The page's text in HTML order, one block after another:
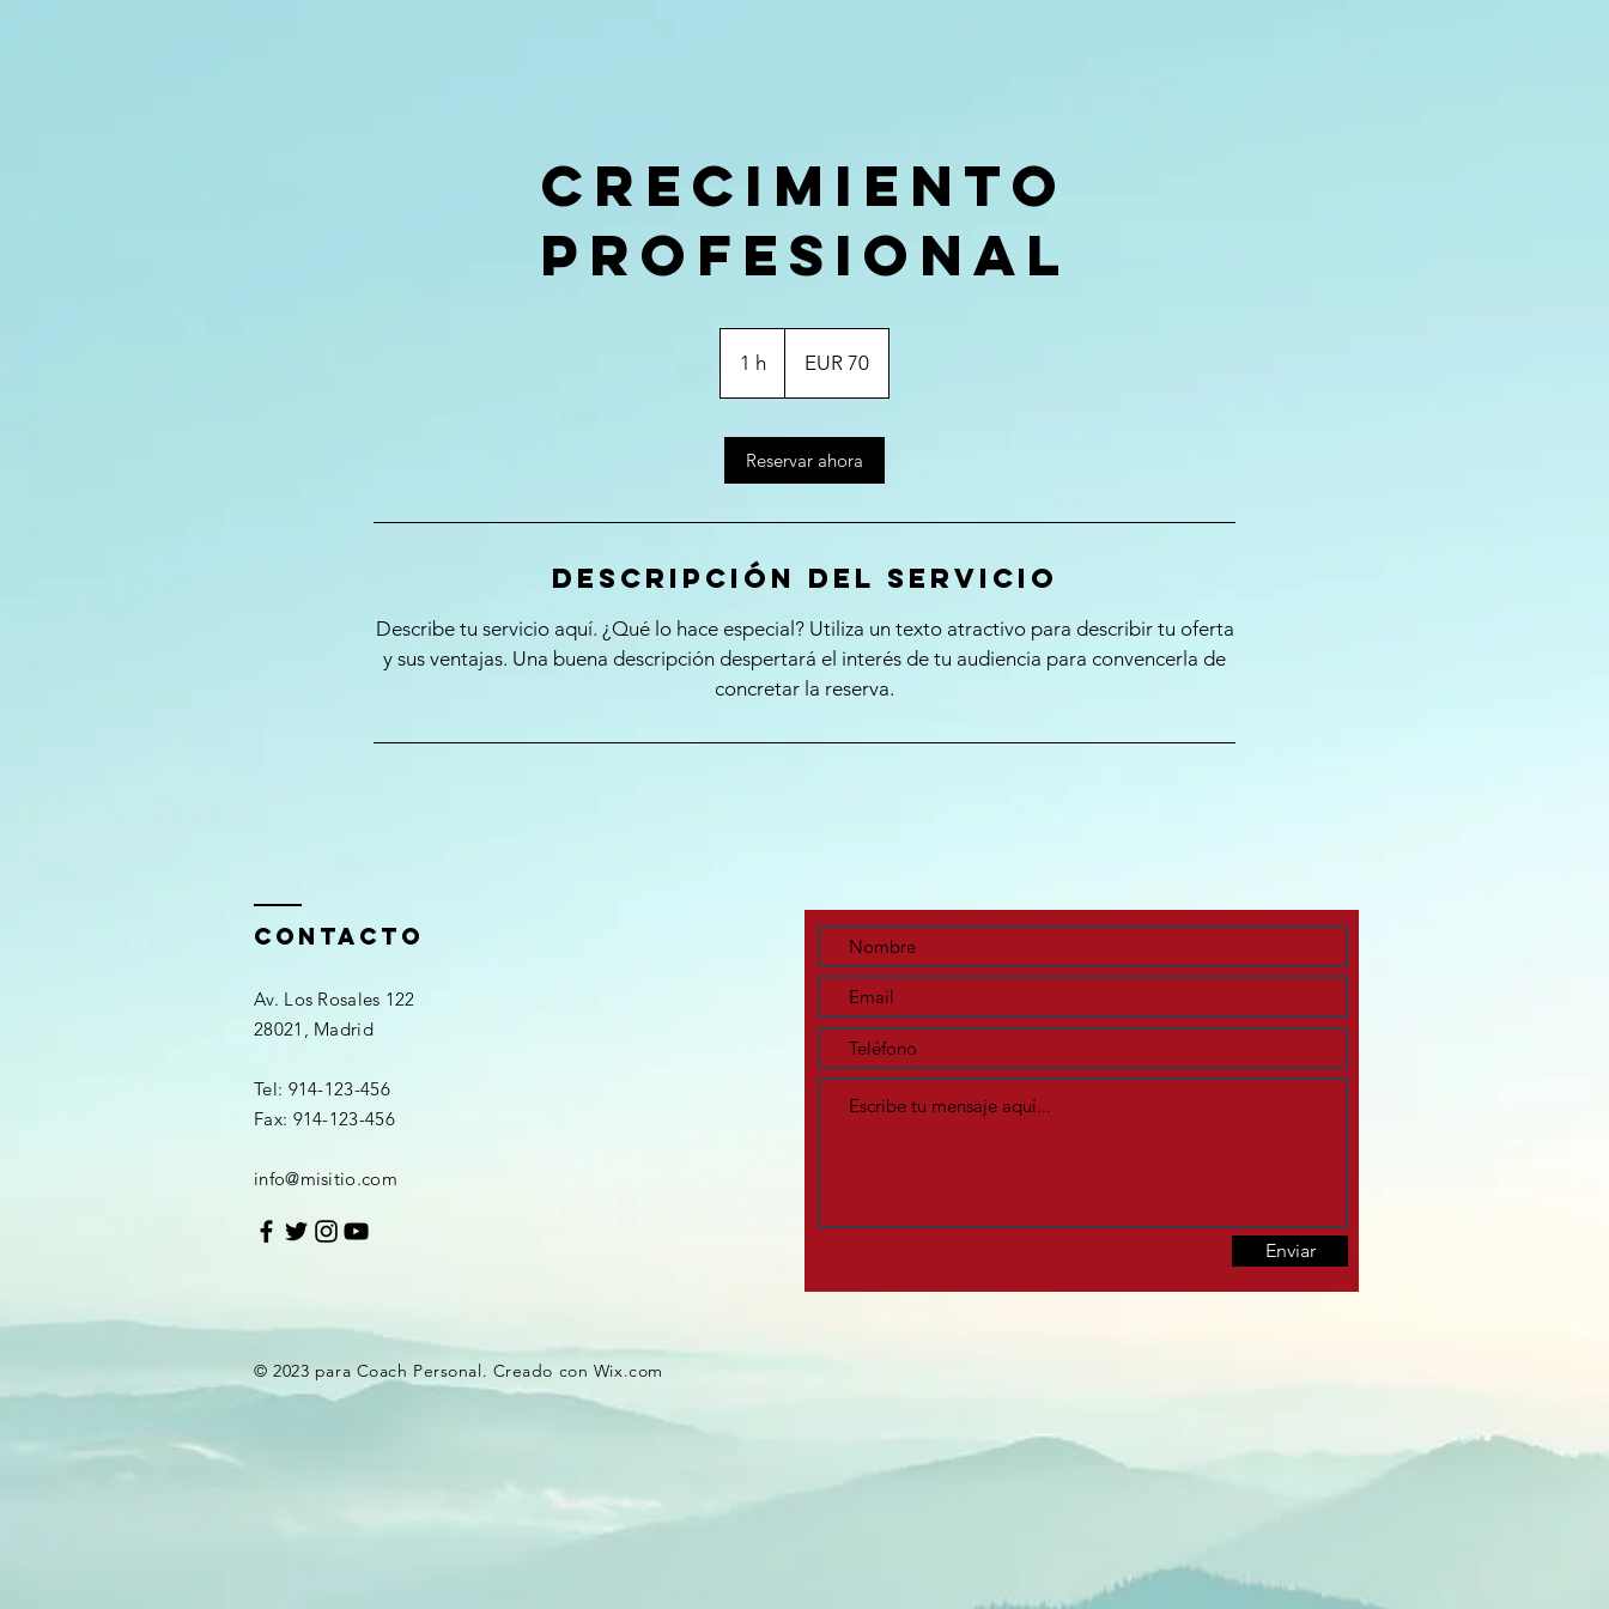
Crecimiento
profesional
1 h EUR 70
Reservar ahora
Descripción del servicio
Describe tu servicio aquí. ¿Qué lo hace especial? Utiliza un texto atractivo para describir tu oferta
y sus ventajas. Una buena descripción despertará el interés de tu audiencia para convencerla de
concretar la reserva.
ContactO
Av. Los Rosales 122
28021, Madrid
Tel: 914-123-456
Fax: 914-123-456
info@misitio.com
Enviar
© 2023 para Coach Personal. Creado con Wix.com